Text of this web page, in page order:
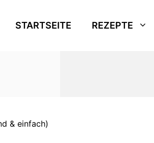
STARTSEITE REZEPTE
& einfach)